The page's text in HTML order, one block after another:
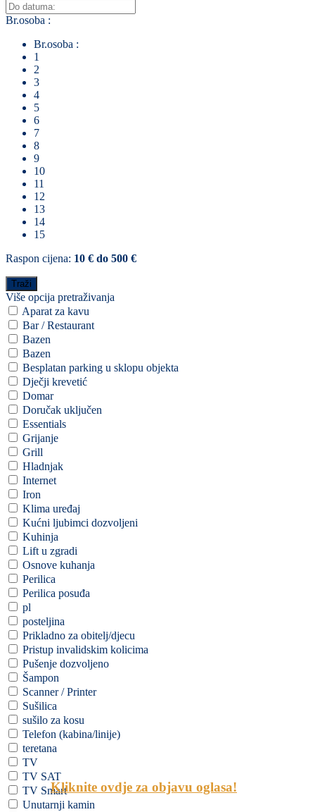
Br.osoba :
Br.osoba :
1
2
3
4
5
6
7
8
9
10
11
12
13
14
15
Raspon cijena: 10 € do 500 €
Više opcija pretraživanja
Aparat za kavu
Bar / Restaurant
Bazen
Bazen
Besplatan parking u sklopu objekta
Dječji krevetić
Domar
Doručak uključen
Essentials
Grijanje
Grill
Hladnjak
Internet
Iron
Klima uređaj
Kućni ljubimci dozvoljeni
Kuhinja
Lift u zgradi
Osnove kuhanja
Perilica
Perilica posuđa
pl
posteljina
Prikladno za obitelj/djecu
Pristup invalidskim kolicima
Pušenje dozvoljeno
Šampon
Scanner / Printer
Sušilica
sušilo za kosu
Telefon (kabina/linije)
teretana
TV
TV SAT
TV Smart
Unutarnji kamin
Kliknite ovdje za objavu oglasa!